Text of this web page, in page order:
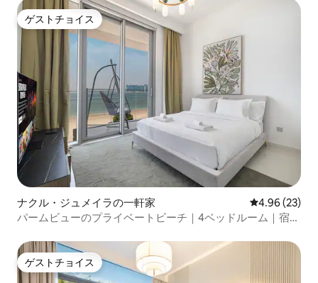
ゲストチョイス
ゲストチョイス
ナクル・ジュメイラの一軒家 レビュー23
4.96 (23)
パームビューのプライベートビーチ｜4ベッドルーム｜宿泊
ゲストチョイス
ゲストチョイス